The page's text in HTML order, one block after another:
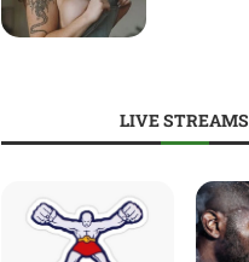
LIVE STREAMS